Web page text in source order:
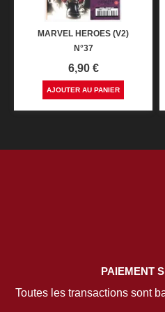
MARVEL HEROES (V2)
N°37
Prix
6,90 €
AJOUTER AU PANIER
PAIEMENT
Toutes les transactions sont